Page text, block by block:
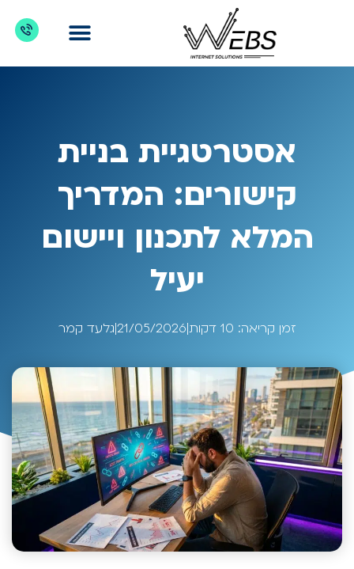
אסטרטגיית בניית
קישורים: המדריך
המלא לתכנון ויישום
יעיל
זמן קריאה: 10 דקות|
21/05/2026
|גלעד קמר